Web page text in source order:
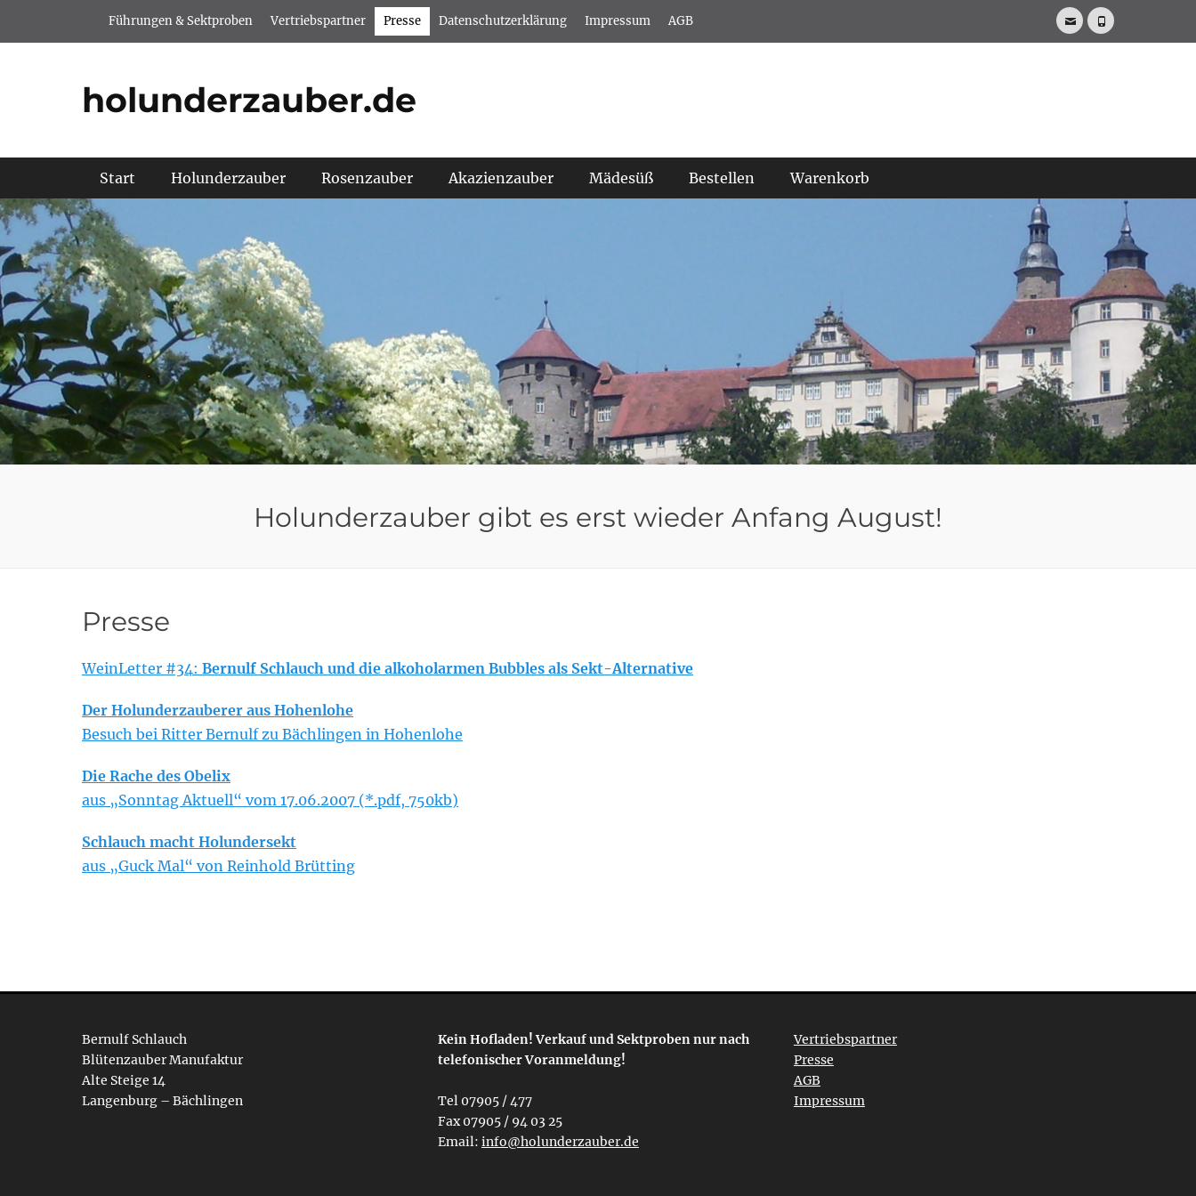
Header Top Menu
Führungen & Sektproben Vertriebspartner Presse Datenschutzerklärung Impressum AGB
E-
Telefon
holunderzauber.de
Hauptmenü
Start Holunderzauber Rosenzauber Akazienzauber Mädesüß Bestellen Warenkorb
Holunderzauber gibt es erst wieder Anfang August!
Presse
WeinLetter #34: Bernulf Schlauch und die alkoholarmen Bubbles als Sekt-Alternative
Der Holunderzauberer aus Hohenlohe
Besuch bei Ritter Bernulf zu Bächlingen in Hohenlohe
Die Rache des Obelix
aus „Sonntag Aktuell“ vom 17.06.2007 (*.pdf, 750kb)
Schlauch macht Holundersekt
aus „Guck Mal“ von Reinhold Brütting
Bernulf Schlauch
Blütenzauber Manufaktur
Alte Steige 14
Langenburg – Bächlingen
Kein Hofladen! Verkauf und Sektproben nur nach
telefonischer Voranmeldung!
Tel 07905 / 477
Fax 07905 / 94 03 25
Email: info@holunderzauber.de
Vertriebspartner
Presse
AGB
Impressum